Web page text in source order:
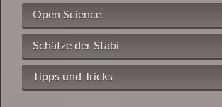
Open Science
Schätze der Stabi
Tipps und Tricks